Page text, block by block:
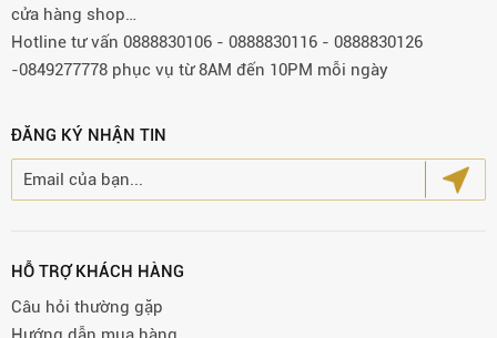
cửa hàng shop…
Hotline tư vấn 0888830106 - 0888830116 - 0888830126
-0849277778 phục vụ từ 8AM đến 10PM mỗi ngày
ĐĂNG KÝ NHẬN TIN
HỖ TRỢ KHÁCH HÀNG
Câu hỏi thường gặp